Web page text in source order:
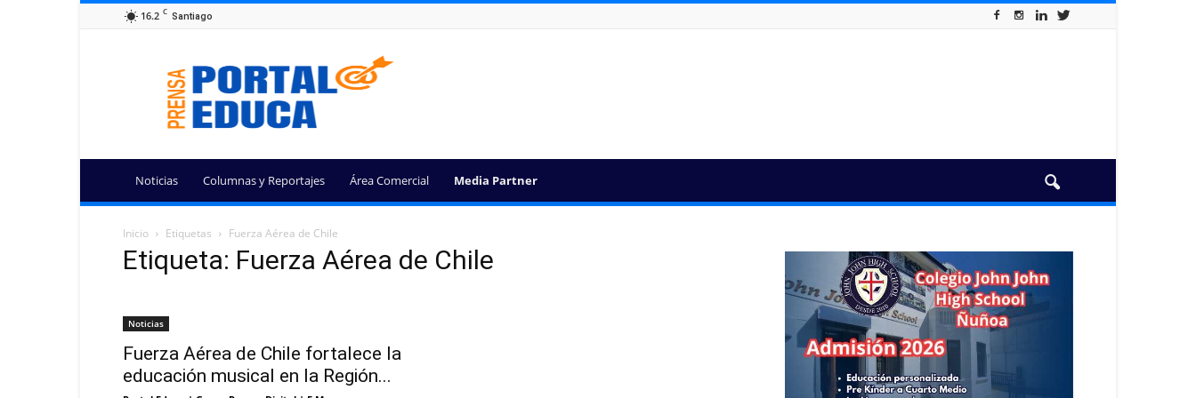
16.2 C Santiago
Portal
Educa
Noticias Columnas y Reportajes Área Comercial Media Partner
Inicio Etiquetas Fuerza Aérea de Chile
Etiqueta: Fuerza Aérea de Chile
Noticias
Fuerza Aérea de Chile fortalece la
educación musical en la Región...